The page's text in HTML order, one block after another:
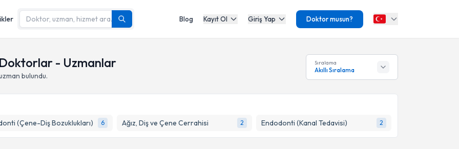
Blog Kayıt Ol Giriş Yap Doktor musun?
- Uzmanlar
bulundu.
Sıralama
Akıllı Sıralama
(Çene-Diş Bozuklukları) 6 Ağız, Diş ve Çene Cerrahisi 2 Endodonti (Kanal Tedavisi) 2